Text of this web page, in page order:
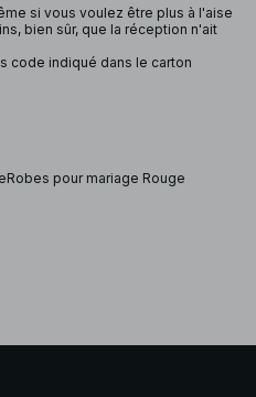
si vous voulez être plus à l'aise
bien sûr, que la réception n'ait
code indiqué dans le carton
Robes pour mariage Rouge